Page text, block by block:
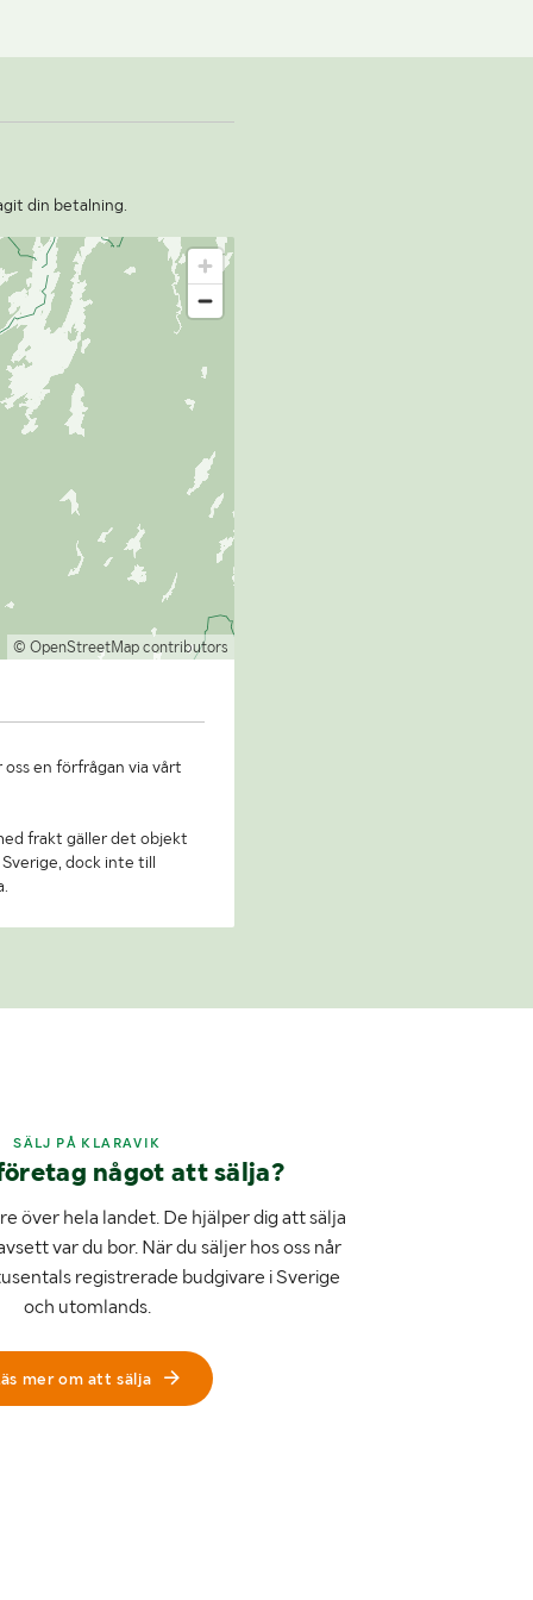
din betalning.
© OpenStreetMap contributors
en förfrågan via vårt
frakt gäller det objekt
dock inte till
SÄLJ PÅ KLARAVIK
något att sälja?
över hela landet. De hjälper dig att sälja
var du bor. När du säljer hos oss når
registrerade budgivare i Sverige
och utomlands.
mer om att sälja